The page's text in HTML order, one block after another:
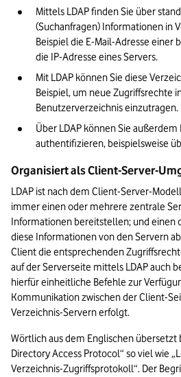
Mittels LDAP finden Sie über
(Suchanfragen) Informationen in
Beispiel die E-Mail-Adresse einer
die IP-Adresse eines Servers.
Mit LDAP können Sie diese
Beispiel, um neue Zugriffsrechte
Benutzerverzeichnis einzutragen.
Über LDAP können Sie
authentifizieren, beispielsweise
Organisiert als Client-Server-
LDAP ist nach dem Client-Server-
immer einen oder mehrere zentrale
Informationen bereitstellen; und einen
diese Informationen von den Servern
Client die entsprechenden
auf der Serverseite mittels LDAP auch
hierfür einheitliche Befehle zur
Kommunikation zwischen der Client-
Verzeichnis-Servern erfolgt.
Wörtlich aus dem Englischen
Directory Access Protocol“ so viel wie
Verzeichnis-Zugriffsprotokoll“. Der